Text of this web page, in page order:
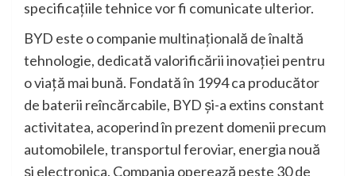
specificațiile tehnice vor fi comunicate ulterior.
BYD este o companie multinațională de înaltă
tehnologie, dedicată valorificării inovației pentru
o viață mai bună. Fondată în 1994 ca producător
de baterii reîncărcabile, BYD și-a extins constant
activitatea, acoperind în prezent domenii precum
automobilele, transportul feroviar, energia nouă
și electronica. Compania operează peste 30 de